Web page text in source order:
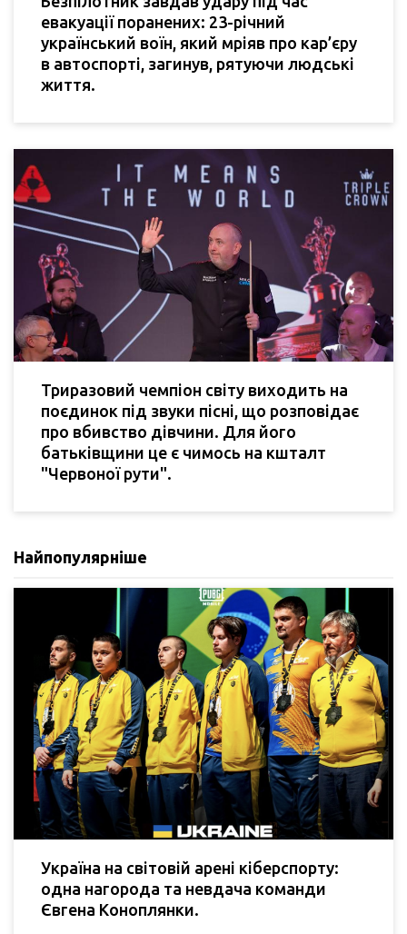
евакуації поранених: 23-річний
український воїн, який мріяв про кар’єру
в автоспорті, загинув, рятуючи людські
життя.
Триразовий чемпіон світу виходить на
поєдинок під звуки пісні, що розповідає
про вбивство дівчини. Для його
батьківщини це є чимось на кшталт
"Червоної рути".
Найпопулярніше
Україна на світовій арені кіберспорту:
одна нагорода та невдача команди
Євгена Коноплянки.